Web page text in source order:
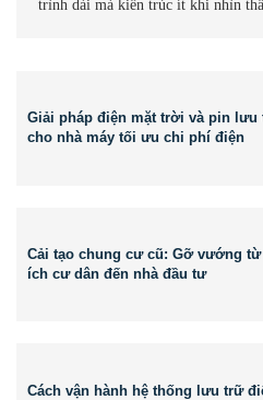
trình dài mà kiến trúc ít khi nhìn
Giải pháp điện mặt trời và pin lưu
cho nhà máy tối ưu chi phí điện
Cải tạo chung cư cũ: Gỡ vướng
ích cư dân đến nhà đầu tư
Cách vận hành hệ thống lưu trữ